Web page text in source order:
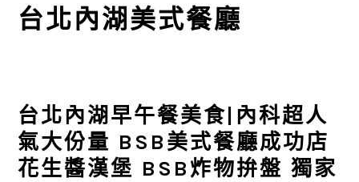
台北內湖美式餐廳
台北內湖早午餐美食|內科超人
氣大份量 BSB美式餐廳成功店
花生醬漢堡 BSB炸物拚盤 獨家